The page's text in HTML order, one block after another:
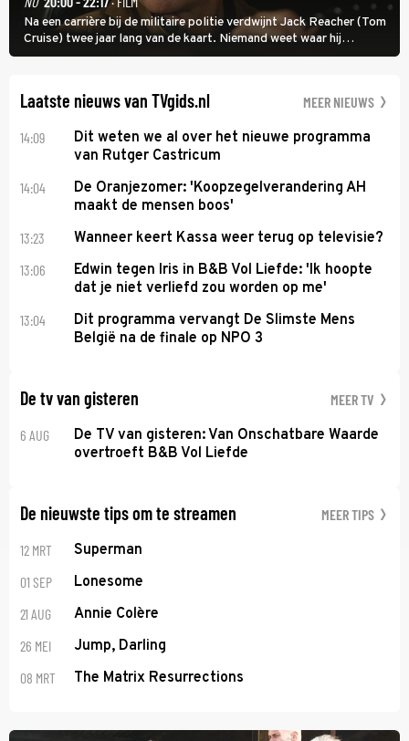
Na een carrière bij de militaire politie verdwijnt Jack Reacher (Tom
Cruise) twee jaar lang van de kaart. Niemand weet waar hij
uithangt, totdat moordverdachte James Barr naar hem vraagt.
Laatste nieuws van TVgids.nl MEER NIEUWS
14:09
Dit weten we al over het nieuwe programma
van Rutger Castricum
14:04
De Oranjezomer: 'Koopzegelverandering AH
maakt de mensen boos'
13:23 Wanneer keert Kassa weer terug op televisie?
13:06
Edwin tegen Iris in B&B Vol Liefde: 'Ik hoopte
dat je niet verliefd zou worden op me'
13:04
Dit programma vervangt De Slimste Mens
België na de finale op NPO 3
De tv van gisteren MEER TV
6 AUG
De TV van gisteren: Van Onschatbare Waarde
overtroeft B&B Vol Liefde
De nieuwste tips om te streamen MEER TIPS
12 MRT Superman
01 SEP Lonesome
21 AUG Annie Colère
26 MEI Jump, Darling
08 MRT The Matrix Resurrections